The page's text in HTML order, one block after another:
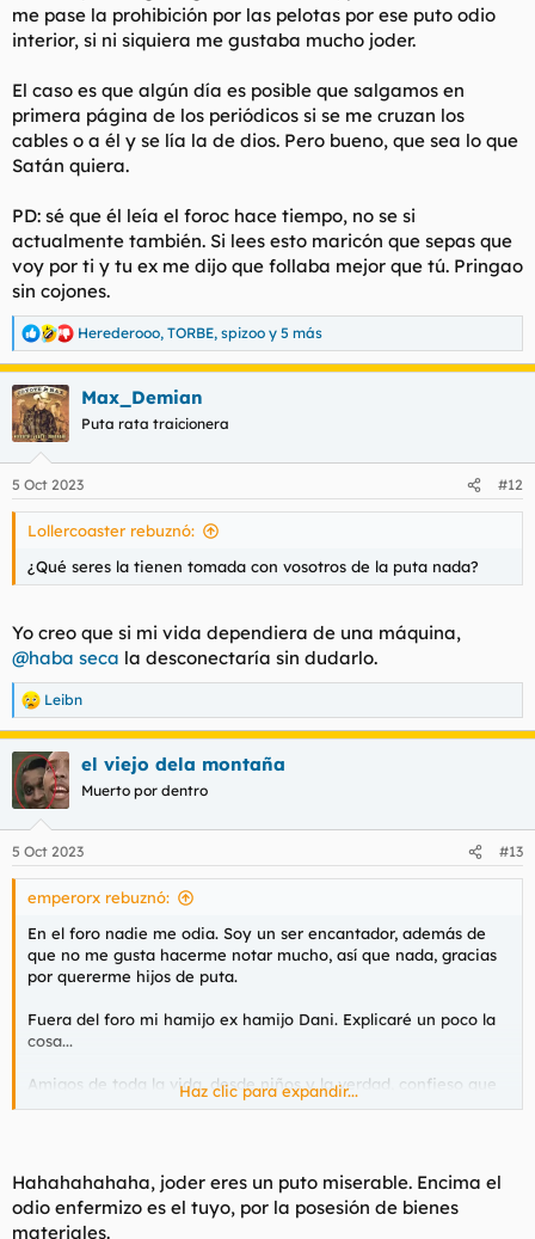
me pase la prohibición por las pelotas por ese puto odio
interior, si ni siquiera me gustaba mucho joder.
El caso es que algún día es posible que salgamos en
primera página de los periódicos si se me cruzan los
cables o a él y se lía la de dios. Pero bueno, que sea lo que
Satán quiera.
PD: sé que él leía el foroc hace tiempo, no se si
actualmente también. Si lees esto maricón que sepas que
voy por ti y tu ex me dijo que follaba mejor que tú. Pringao
sin cojones.
R
e
a
c
c
i
e
s
Herederooo, TORBE, spizoo y 5 más
Max_Demian
Puta rata traicionera
5 Oct 2023 #12
Lollercoaster rebuznó:
¿Qué seres la tienen tomada con vosotros de la puta nada?
Yo creo que si mi vida dependiera de una máquina,
@haba seca la desconectaría sin dudarlo.
R
e
a
c
c
i
e
s
Leibn
el viejo dela montaña
Muerto por dentro
5 Oct 2023 #13
emperorx rebuznó:
En el foro nadie me odia. Soy un ser encantador, además de
que no me gusta hacerme notar mucho, así que nada, gracias
por quererme hijos de puta.
Fuera del foro mi hamijo ex hamijo Dani. Explicaré un poco la
cosa...
Amigos de toda la vida, desde niños y la verdad, confieso que
en este caso siempre le odie yo a él un poco bastante. Por
compraron. Él se quedaba jugando con eso y yo tenía que
volver a mi casa a jugar con aquellas maquinitas de 2 pantallas.
Haz clic para expandir...
Hahahahahaha, joder eres un puto miserable. Encima el
odio enfermizo es el tuyo, por la posesión de bienes
materiales.